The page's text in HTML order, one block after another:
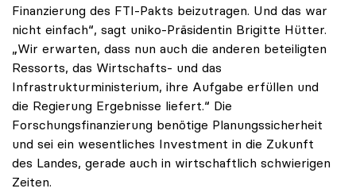
Finanzierung des FTI-Pakts beizutragen. Und das war
nicht einfach“, sagt uniko-Präsidentin Brigitte Hütter.
„Wir erwarten, dass nun auch die anderen beteiligten
Ressorts, das Wirtschafts- und das
Infrastrukturministerium, ihre Aufgabe erfüllen und
die Regierung Ergebnisse liefert.“ Die
Forschungsfinanzierung benötige Planungssicherheit
und sei ein wesentliches Investment in die Zukunft
des Landes, gerade auch in wirtschaftlich schwierigen
Zeiten.